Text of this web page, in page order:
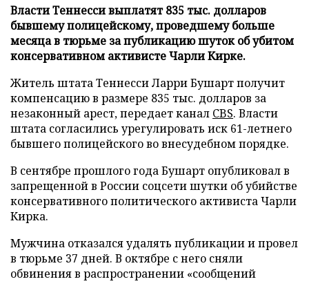
Власти Теннесси выплатят 835 тыс. долларов
бывшему полицейскому, проведшему больше
месяца в тюрьме за публикацию шуток об убитом
консервативном активисте Чарли Кирке.
Житель штата Теннесси Ларри Бушарт получит
компенсацию в размере 835 тыс. долларов за
незаконный арест, передает канал CBS. Власти
штата согласились урегулировать иск 61-летнего
бывшего полицейского во внесудебном порядке.
В сентябре прошлого года Бушарт опубликовал в
запрещенной в России соцсети шутки об убийстве
консервативного политического активиста Чарли
Кирка.
Мужчина отказался удалять публикации и провел
в тюрьме 37 дней. В октябре с него сняли
обвинения в распространении «сообщений